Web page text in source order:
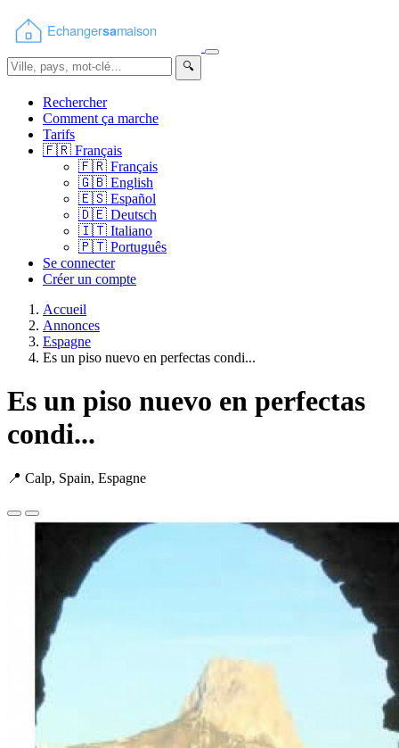
🔍
Rechercher
Comment ça marche
Tarifs
🇫🇷 Français
🇫🇷 Français
🇬🇧 English
🇪🇸 Español
🇩🇪 Deutsch
🇮🇹 Italiano
🇵🇹 Português
Se connecter
Créer un compte
Accueil
Annonces
Espagne
Es un piso nuevo en perfectas condi...
Es un piso nuevo en perfectas
condi...
📍 Calp, Spain, Espagne